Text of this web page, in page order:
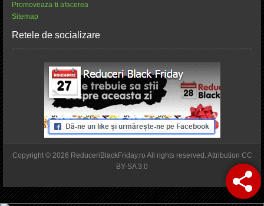
Promoveaza-ti afacerea
Sitemap
Retele de socializare
Copyright © 2026 ReduceriBlackFriday.ro All rights reserved. Attribution CC
BY-SA 3.0